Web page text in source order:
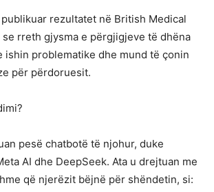
rezultatet në British Medical
rreth gjysma e përgjigjeve të dhëna
ishin problematike dhe mund të çonin
për përdoruesit.
pesë chatbotë të njohur, duke
AI dhe DeepSeek. Ata u drejtuan me
që njerëzit bëjnë për shëndetin, si: